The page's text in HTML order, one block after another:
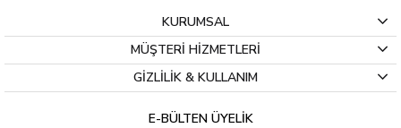
KURUMSAL
MÜŞTERİ HİZMETLERİ
GİZLİLİK & KULLANIM
E-BÜLTEN ÜYELİK